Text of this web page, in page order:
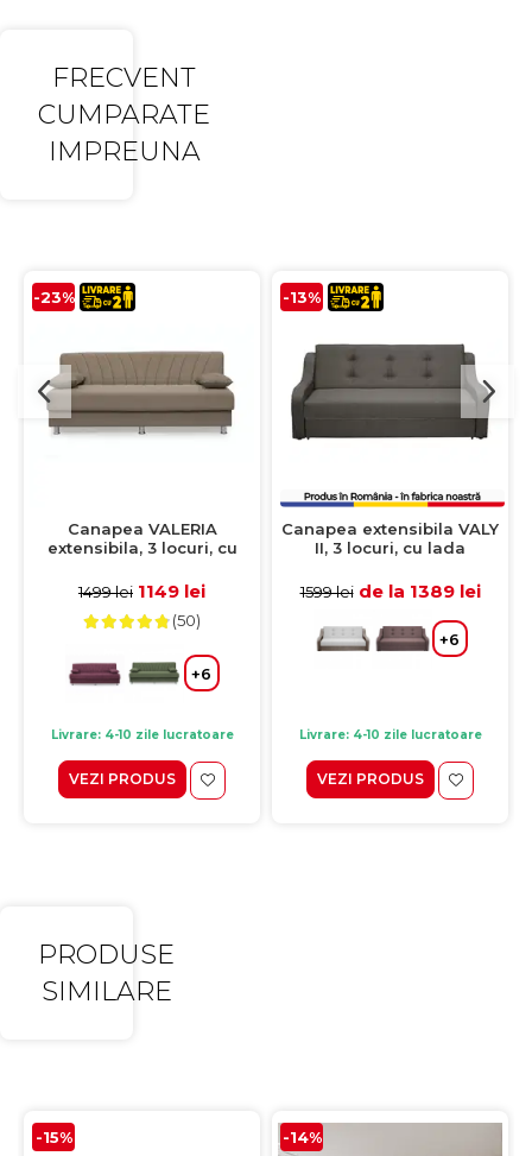
FRECVENT
CUMPARATE
IMPREUNA
-23%
Canapea VALERIA
extensibila, 3 locuri, cu
cappuccino, 190x82x83 cm
1499 lei 1149 lei
(50)
+6
Livrare: 4-10 zile lucratoare
VEZI PRODUS
-13%
Canapea extensibila VALY
II, 3 locuri, cu lada
215x90x95 cm
1599 lei de la 1389 lei
+6
Livrare: 4-10 zile lucratoare
VEZI PRODUS
PRODUSE
SIMILARE
-15% -14%